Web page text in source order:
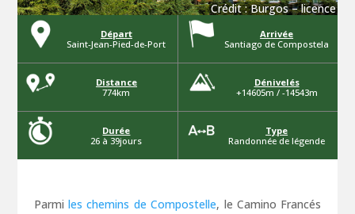
Crédit :Burgos–licence
Départ
Saint-Jean-Pied-de-Port
Arrivée
Santiago de Compostela
Distance
774km
Dénivelés
+14605m / -14543m
Durée
26 à 39jours
Type
Randonnée de légende
Parmi les chemins de Compostelle, le Camino Francés